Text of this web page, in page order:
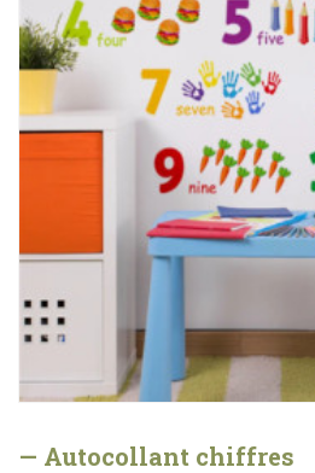
— Autocollant chiffres